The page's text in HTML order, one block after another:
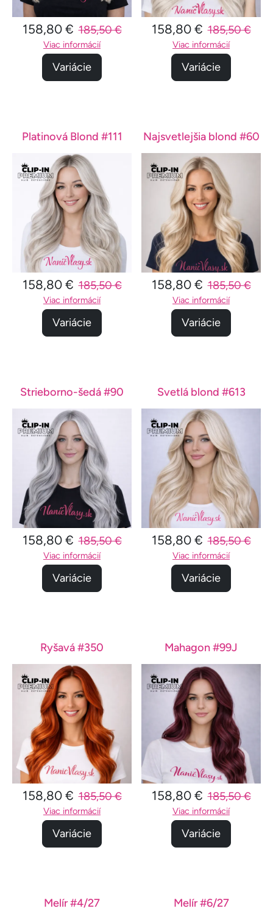
158,80 € 185,50 €
Viac informácií
Variácie
158,80 € 185,50 €
Viac informácií
Variácie
Platinová Blond #111
158,80 € 185,50 €
Viac informácií
Variácie
Najsvetlejšia blond #60
158,80 € 185,50 €
Viac informácií
Variácie
Strieborno-šedá #90
158,80 € 185,50 €
Viac informácií
Variácie
Svetlá blond #613
158,80 € 185,50 €
Viac informácií
Variácie
Ryšavá #350
158,80 € 185,50 €
Viac informácií
Variácie
Mahagon #99J
158,80 € 185,50 €
Viac informácií
Variácie
Melír #4/27 Melír #6/27